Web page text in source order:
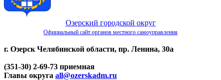
Озерский городской округ
Официальный сайт органов местного самоуправления
г. Озерск Челябинской области, пр. Ленина, 30а
(351-30) 2-69-73 приемная
Главы округа all@ozerskadm.ru